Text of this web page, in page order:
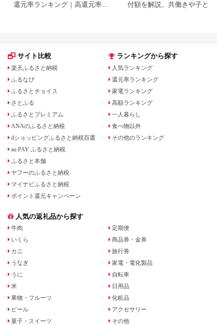
還元率ランキング｜高還元率返
付額を解説。共働きや子ども
サイト比較
楽天ふるさと納税
ふるなび
ふるさとチョイス
さとふる
ふるさとプレミアム
ANAのふるさと納税
dショッピングふるさと納税百選
au PAY ふるさと納税
ふるさと本舗
ヤフーのふるさと納税
マイナビふるさと納税
ポイント還元キャンペーン
ランキングから探す
人気ランキング
還元率ランキング
家電ランキング
高額ランキング
一人暮らし
食べ物以外
その他のランキング
人気の返礼品から探す
牛肉
いくら
カニ
うなぎ
うに
米
果物・フルーツ
ビール
菓子・スイーツ
定期便
商品券・金券
旅行券
家電・電化製品
自転車
日用品
化粧品
アクセサリー
その他